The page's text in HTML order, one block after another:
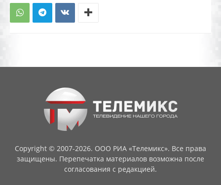
Copyright © 2007-2026. ООО РИА «Телемикс». Все права
защищены. Перепечатка материалов возможна после
согласования с редакцией.